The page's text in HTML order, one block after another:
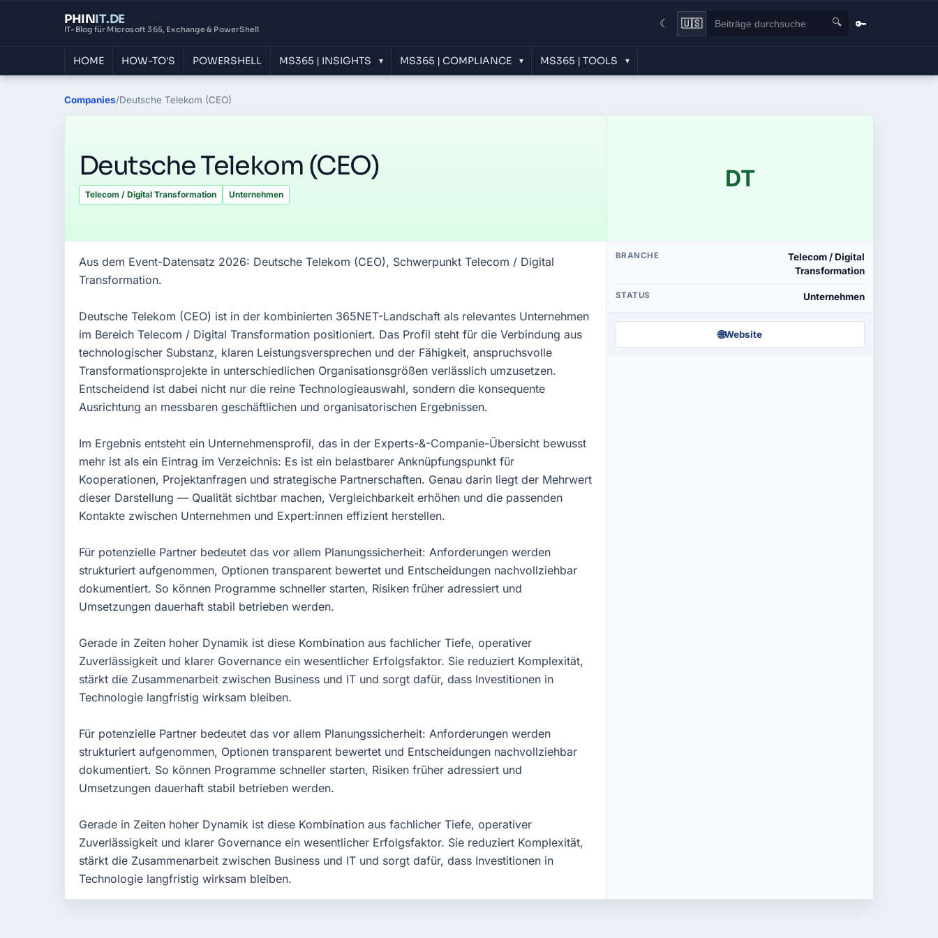
PHINIT.DE
IT-Blog für Microsoft 365, Exchange & PowerShell ☾ 🇺🇸 🔍 🔑
HOME HOW-TO'S POWERSHELL MS365 | INSIGHTS ▾ MS365 | COMPLIANCE ▾ MS365 | TOOLS ▾
Companies/Deutsche Telekom (CEO)
DT
Deutsche Telekom (CEO)
Telecom / Digital Transformation Unternehmen
Aus dem Event-Datensatz 2026: Deutsche Telekom (CEO), Schwerpunkt Telecom / Digital
Transformation.
Deutsche Telekom (CEO) ist in der kombinierten 365NET-Landschaft als relevantes Unternehmen
im Bereich Telecom / Digital Transformation positioniert. Das Profil steht für die Verbindung aus
technologischer Substanz, klaren Leistungsversprechen und der Fähigkeit, anspruchsvolle
Transformationsprojekte in unterschiedlichen Organisationsgrößen verlässlich umzusetzen.
Entscheidend ist dabei nicht nur die reine Technologieauswahl, sondern die konsequente
Ausrichtung an messbaren geschäftlichen und organisatorischen Ergebnissen.
Im Ergebnis entsteht ein Unternehmensprofil, das in der Experts-&-Companie-Übersicht bewusst
mehr ist als ein Eintrag im Verzeichnis: Es ist ein belastbarer Anknüpfungspunkt für
Kooperationen, Projektanfragen und strategische Partnerschaften. Genau darin liegt der Mehrwert
dieser Darstellung — Qualität sichtbar machen, Vergleichbarkeit erhöhen und die passenden
Kontakte zwischen Unternehmen und Expert:innen effizient herstellen.
Für potenzielle Partner bedeutet das vor allem Planungssicherheit: Anforderungen werden
strukturiert aufgenommen, Optionen transparent bewertet und Entscheidungen nachvollziehbar
dokumentiert. So können Programme schneller starten, Risiken früher adressiert und
Umsetzungen dauerhaft stabil betrieben werden.
Gerade in Zeiten hoher Dynamik ist diese Kombination aus fachlicher Tiefe, operativer
Zuverlässigkeit und klarer Governance ein wesentlicher Erfolgsfaktor. Sie reduziert Komplexität,
stärkt die Zusammenarbeit zwischen Business und IT und sorgt dafür, dass Investitionen in
Technologie langfristig wirksam bleiben.
Für potenzielle Partner bedeutet das vor allem Planungssicherheit: Anforderungen werden
strukturiert aufgenommen, Optionen transparent bewertet und Entscheidungen nachvollziehbar
dokumentiert. So können Programme schneller starten, Risiken früher adressiert und
Umsetzungen dauerhaft stabil betrieben werden.
Gerade in Zeiten hoher Dynamik ist diese Kombination aus fachlicher Tiefe, operativer
Zuverlässigkeit und klarer Governance ein wesentlicher Erfolgsfaktor. Sie reduziert Komplexität,
stärkt die Zusammenarbeit zwischen Business und IT und sorgt dafür, dass Investitionen in
Technologie langfristig wirksam bleiben.
BRANCHE
Telecom / Digital
Transformation
STATUS Unternehmen
🌐Website